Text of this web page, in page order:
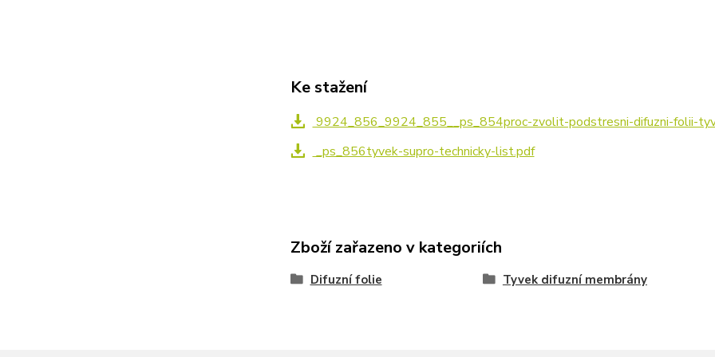
Ke stažení
9924_856_9924_855__ps_854proc-zvolit-podstresni-difuzni-folii-
_ps_856tyvek-supro-technicky-list.pdf
Zboží zařazeno v kategoriích
Difuzní folie Tyvek difuzní membrány